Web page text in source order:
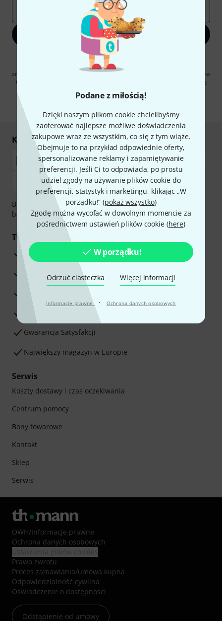
Podane z miłością!
Dzięki naszym plikom cookie chcielibyśmy
zaoferować najlepsze możliwe doświadczenia
zakupowe wraz ze wszystkim, co się z tym wiąże.
Obejmuje to na przykład odpowiednie oferty,
spersonalizowane reklamy i zapamiętywanie
preferencji. Jeśli Ci to odpowiada, po prostu
udziel zgody na używanie plików cookie do
preferencji, statystyk i marketingu, klikając „W
porządku!” (pokaż wszystko)
Zgodę można wycofać w dowolnym momencie za
pośrednictwem ustawień plików cookie (here)
W porządku!
Odrzuć ciasteczka Więcej informacji
Informacje prawne · Ochrona danych osobowych
Zapisz się teraz
Klikając na „Zapisz się teraz”, wyrażasz zgodę na otrzymywanie
materialów reklamowych przesyłanych drogą elektroniczną. Możesz
zrezygnować z subskrypcji w dowolnym momencie. Więcej informacji na
temat newslettera można znaleźć w naszych
wytycznych dotyczących
Kupuj i płać bezpiecznie
Bezpieczna płatność przez Za pobraniem, Przelew
bankowy, PayPal, Blik lub Karta kredytowa.
Twoje korzyści
3-letnia Gwarancja Thomann
30-dniowa gwarancja zwrotu pieniędzy
Porada naszych ekspertów
Gwarancja Satysfakcji
Największy magazyn w Europie
Serwis
Koszty dostawy i czas oczekiwania
Centrum pomocy
Bony towarowe
Kontakt
Sklep
Serwis
OWH/Informacje prawne
Ochrona danych osobowych
Prawo zwrotu
Proces zamawiania/umowa kupna
Odpowiedzialność cywilna
Oświadczenie o dostępności
Odstąpienie od umowy